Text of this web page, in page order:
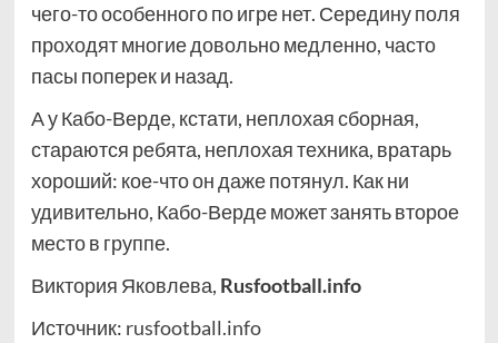
чего-то особенного по игре нет. Середину поля
проходят многие довольно медленно, часто
пасы поперек и назад.
А у Кабо-Верде, кстати, неплохая сборная,
стараются ребята, неплохая техника, вратарь
хороший: кое-что он даже потянул. Как ни
удивительно, Кабо-Верде может занять второе
место в группе.
Виктория Яковлева, Rusfootball.info
Источник: rusfootball.info